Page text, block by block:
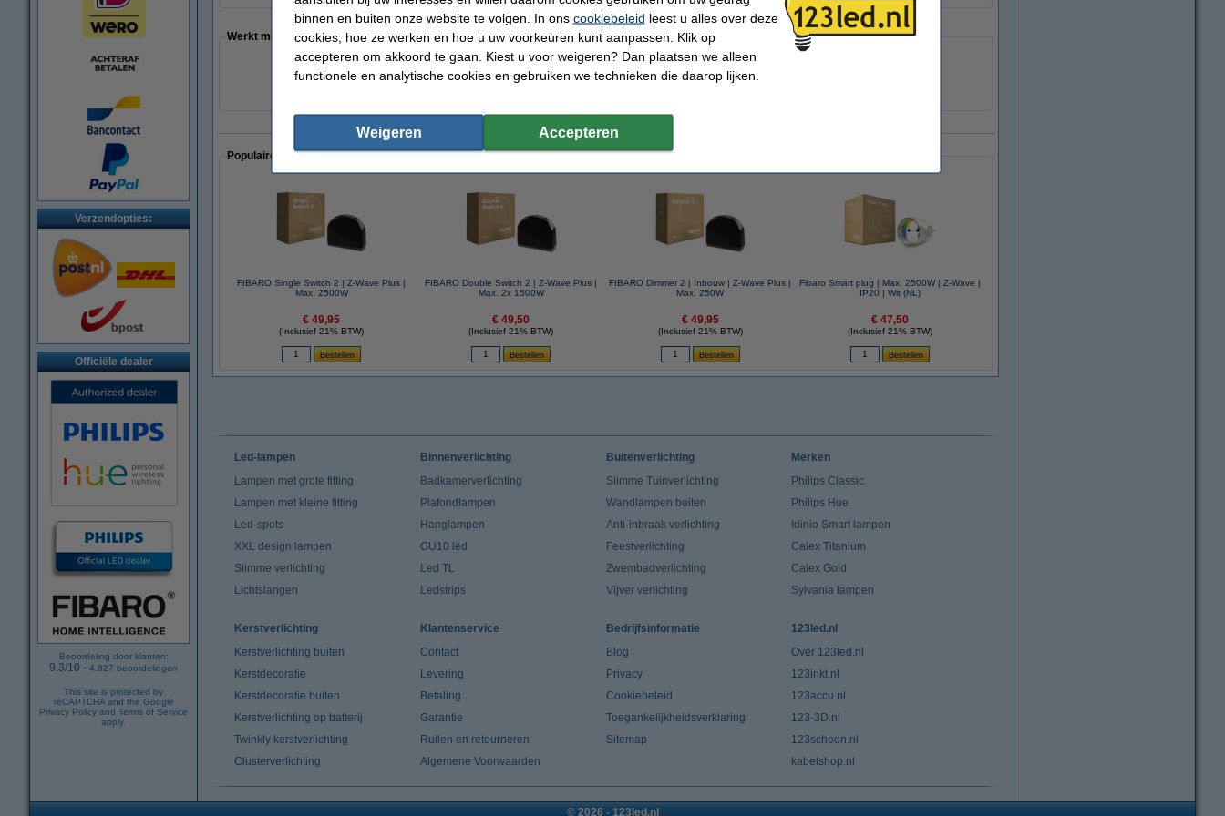
Verzendopties:
Officiële dealer
Beoordeling door klanten:
9.3/10 - 4.827 beoordelingen
This site is protected by
reCAPTCHA and the Google
Privacy Policy and Terms of Service
apply.
Werkt met
Populaire artikelen van klanten die dit artikel ook besteld hebben
FIBARO Single Switch 2 | Z-Wave Plus |
Max. 2500W
€ 49,95
(Inclusief 21% BTW)
FIBARO Double Switch 2 | Z-Wave Plus |
Max. 2x 1500W
€ 49,50
(Inclusief 21% BTW)
FIBARO Dimmer 2 | Inbouw | Z-Wave Plus |
Max. 250W
€ 49,95
(Inclusief 21% BTW)
Fibaro Smart plug | Max. 2500W | Z-Wave |
IP20 | Wit (NL)
€ 47,50
(Inclusief 21% BTW)
Led-lampen
Lampen met grote fitting
Lampen met kleine fitting
Led-spots
XXL design lampen
Slimme verlichting
Lichtslangen
Binnenverlichting
Badkamerverlichting
Plafondlampen
Hanglampen
GU10 led
Led TL
Ledstrips
Buitenverlichting
Slimme Tuinverlichting
Wandlampen buiten
Anti-inbraak verlichting
Feestverlichting
Zwembadverlichting
Vijver verlichting
Merken
Philips Classic
Philips Hue
Idinio Smart lampen
Calex Titanium
Calex Gold
Sylvania lampen
Kerstverlichting
Kerstverlichting buiten
Kerstdecoratie
Kerstdecoratie buiten
Kerstverlichting op batterij
Twinkly kerstverlichting
Clusterverlichting
Klantenservice
Contact
Levering
Betaling
Garantie
Ruilen en retourneren
Algemene Voorwaarden
Bedrijfsinformatie
Blog
Privacy
Cookiebeleid
Toegankelijkheidsverklaring
Sitemap
123led.nl
Over 123led.nl
123inkt.nl
123accu.nl
123-3D.nl
123schoon.nl
kabelshop.nl
© 2026 - 123led.nl
binnen en buiten onze website te volgen. In ons cookiebeleid leest u alles over deze
cookies, hoe ze werken en hoe u uw voorkeuren kunt aanpassen. Klik op
accepteren om akkoord te gaan. Kiest u voor weigeren? Dan plaatsen we alleen
functionele en analytische cookies en gebruiken we technieken die daarop lijken.
Weigeren Accepteren